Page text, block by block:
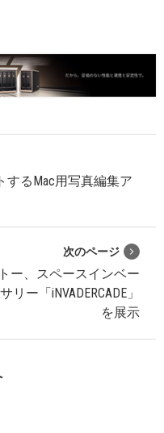
るMac用写真編集ア
次のページ
ー、スペースインベー
ー「iNVADERCADE」
を展示